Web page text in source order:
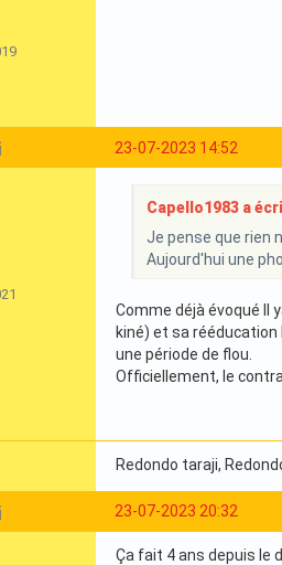
23-07-2023 14:52
Capello1983 a
Je pense que rien
Aujourd'hui une
Comme déjà évoqué Il
kiné) et sa
une période de flou.
Officiellement, le
Redondo taraji,
23-07-2023 20:32
Ça fait 4 ans depuis le